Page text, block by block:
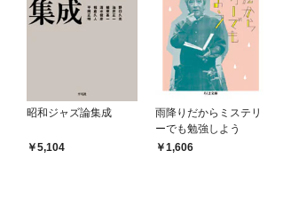
昭和ジャズ論集成
5,104
雨降りだからミステリ
ーでも勉強しよう
1,606